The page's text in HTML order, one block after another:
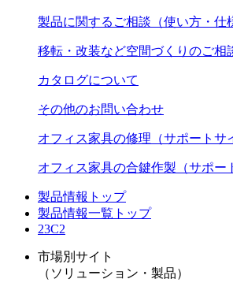
製品に関するご相談（使い方・仕
移転・改装など空間づくりのご相
カタログについて
その他のお問い合わせ
オフィス家具の修理（サポートサ
オフィス家具の合鍵作製（サポー
製品情報トップ
製品情報一覧トップ
23C2
市場別サイト
（ソリューション・製品）